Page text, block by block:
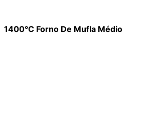
1400°C Forno De Mufla Médio